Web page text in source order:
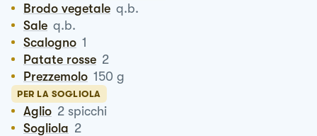
Brodo vegetale q.b.
Sale q.b.
Scalogno 1
Patate rosse 2
Prezzemolo 150 g
PER LA SOGLIOLA
Aglio 2 spicchi
Sogliola 2